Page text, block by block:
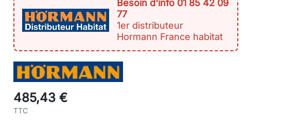
Besoin d‘info 01 85 42 09
77
1er distributeur
Hormann France habitat
485,43 €
TTC